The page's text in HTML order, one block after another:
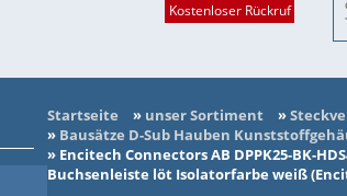
Startseite » unser Sortiment »
» Bausätze D-Sub Hauben
» Encitech Connectors AB DPPK25-BK-
Buchsenleiste löt Isolatorfarbe weiß
Kostenloser Rückruf